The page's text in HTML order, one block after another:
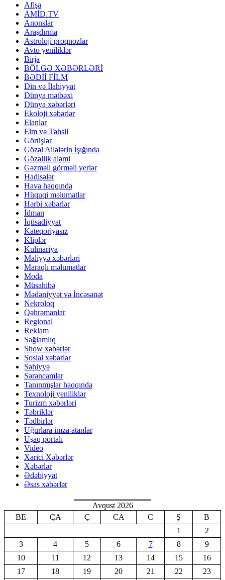
Afişa
AMİD.TV
Anonslar
Araşdırma
Astroloji proqnozlar
Avto yeniliklər
Birja
BÖLGƏ XƏBƏRLƏRİ
BƏDİİ FİLM
Din və İlahiyyat
Dünya mətbəxi
Dünya xəbərləri
Ekoloji xəbərlər
Elanlar
Elm və Təhsil
Görüşlər
Gözəl Ailələrin İşığında
Gözəllik aləmi
Gəzməli görməli yerlər
Hadisələr
Hava haqqında
Hüquqi məlumatlar
Hərbi xəbərlər
İdman
İqtisadiyyat
Kateqoriyasız
Kliplər
Kulinariya
Maliyyə xəbərləri
Maraqlı məlumatlar
Moda
Müsahibə
Mədəniyyət və İncəsənət
Nekroloq
Qəhrəmanlar
Regional
Reklam
Sağlamlıq
Show xəbərlər
Sosial xəbərlər
Səhiyyə
Sərəncamlar
Tanınmışlar haqqında
Texnoloji yeniliklər
Turizm xəbərləri
Təbriklər
Tədbirlər
Uğurlara imza atanlar
Uşaq portalı
Video
Xarici Xəbərlər
Xəbərlər
Ədəbiyyat
Əsas xəbərlər
Avqust 2026
BE
ÇA Ç CA C Ş
B
1
2
3
4 5 6 7 8
9
10
11 12 13 14 15
16
17
18 19 20 21 22
23